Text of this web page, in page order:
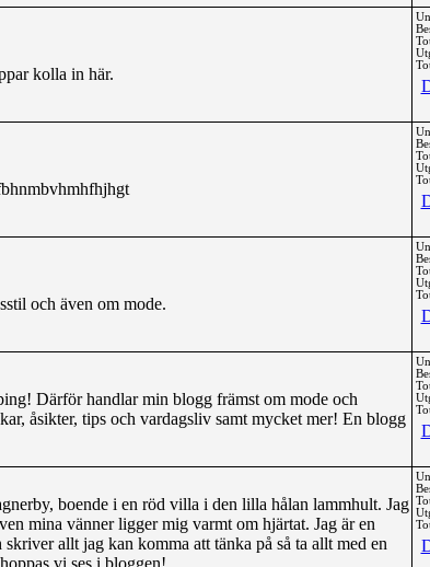
kolla in här.
och även om mode.
Därför handlar min blogg främst om mode och
åsikter, tips och vardagsliv samt mycket mer! En blogg
boende i en röd villa i den lilla hålan lammhult. Jag
mina vänner ligger mig varmt om hjärtat. Jag är en
allt jag kan komma att tänka på så ta allt med en
vi ses i bloggen!